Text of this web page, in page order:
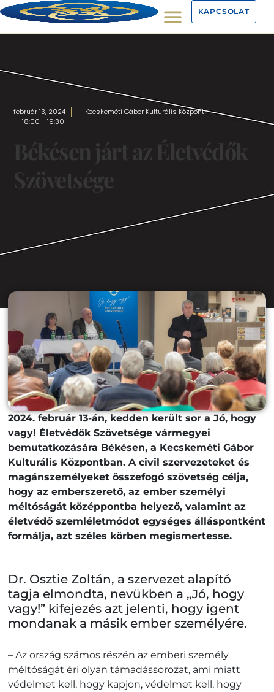
KAPCSOLAT
február 13, 2024
Kecskeméti Gábor Kulturális Központ
18:00 - 19:30
Békésen járt az Életvédők
Szövetsége
2024. február 13-án, kedden került sor a Jó, hogy
vagy! Életvédők Szövetsége vármegyei
bemutatkozására Békésen, a Kecskeméti Gábor
Kulturális Központban. A civil szervezeteket és
magánszemélyeket összefogó szövetség célja,
hogy az emberszerető, az ember személyi
méltóságát középpontba helyező, valamint az
életvédő szemléletmódot egységes álláspontként
formálja, azt széles körben megismertesse.
Dr. Osztie Zoltán, a szervezet alapító
tagja elmondta, nevükben a „Jó, hogy
vagy!” kifejezés azt jelenti, hogy igent
mondanak a másik ember személyére.
– Az ország számos részén az emberi személy
méltóságát éri olyan támadássorozat, ami miatt
védelmet kell, hogy kapjon, védelmet kell, hogy